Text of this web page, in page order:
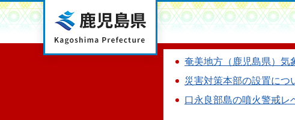
鹿児島県
奄美地方（鹿児島県）気
災害対策本部の設置につ
口永良部島の噴火警戒レ